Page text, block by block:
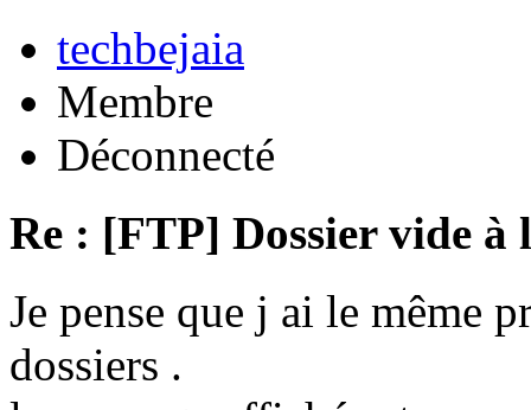
techbejaia
Membre
Déconnecté
Re : [FTP] Dossier vide à
Je pense que j ai le même
dossiers .